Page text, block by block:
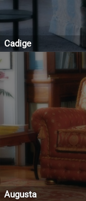
Cadige
Augusta